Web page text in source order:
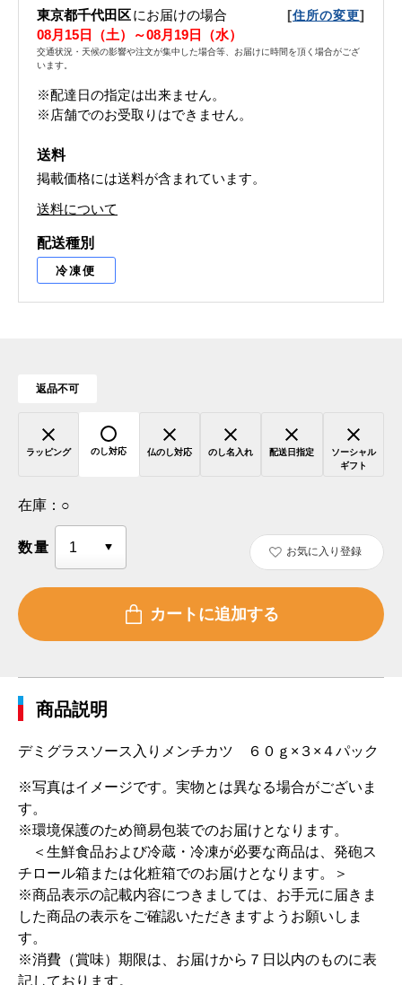
東京都千代田区にお届けの場合 [住所の変更]
08月15日（土）～08月19日（水）
交通状況・天候の影響や注文が集中した場合等、お届けに時間を頂く場合がござ
います。
※配達日の指定は出来ません。
※店舗でのお受取りはできません。
送料
掲載価格には送料が含まれています。
送料について
配送種別
冷凍便
返品不可
ラッピング のし対応 仏のし対応 のし名入れ 配送日指定
ソーシャル
ギフト
在庫： ○
数量 お気に入り登録
商品説明
デミグラスソース入りメンチカツ ６０ｇ×３×４パック
※写真はイメージです。実物とは異なる場合がございま
す。
※環境保護のため簡易包装でのお届けとなります。
＜生鮮食品および冷蔵・冷凍が必要な商品は、発砲ス
チロール箱または化粧箱でのお届けとなります。＞
※商品表示の記載内容につきましては、お手元に届きま
した商品の表示をご確認いただきますようお願いしま
す。
※消費（賞味）期限は、お届けから７日以内のものに表
記しております。